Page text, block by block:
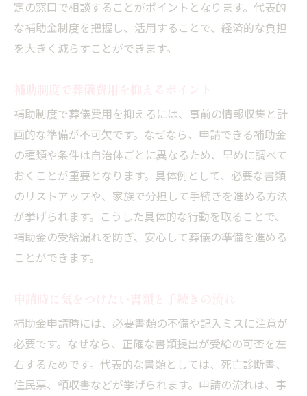
定の窓口で相談することがポイントとなります。代表的
な補助金制度を把握し、活用することで、経済的な負担
を大きく減らすことができます。
補助制度で葬儀費用を抑えるには、事前の情報収集と計
画的な準備が不可欠です。なぜなら、申請できる補助金
の種類や条件は自治体ごとに異なるため、早めに調べて
おくことが重要となります。具体例として、必要な書類
のリストアップや、家族で分担して手続きを進める方法
が挙げられます。こうした具体的な行動を取ることで、
補助金の受給漏れを防ぎ、安心して葬儀の準備を進める
ことができます。
補助金申請時には、必要書類の不備や記入ミスに注意が
必要です。なぜなら、正確な書類提出が受給の可否を左
右するためです。代表的な書類としては、死亡診断書、
住民票、領収書などが挙げられます。申請の流れは、事